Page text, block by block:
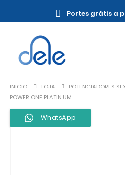
Portes grátis a
INICIO LOJA
POTENCIADORES
POWER ONE PLATINIUM
WhatsApp